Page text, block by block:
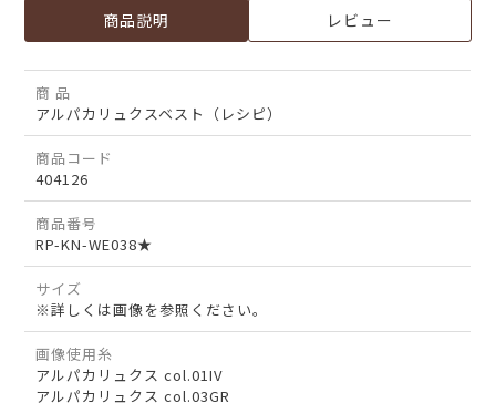
商品説明 レビュー
商 品
アルパカリュクスベスト（レシピ）
商品コード
404126
商品番号
RP-KN-WE038★
サイズ
※詳しくは画像を参照ください。
画像使用糸
アルパカリュクス col.01IV
アルパカリュクス col.03GR